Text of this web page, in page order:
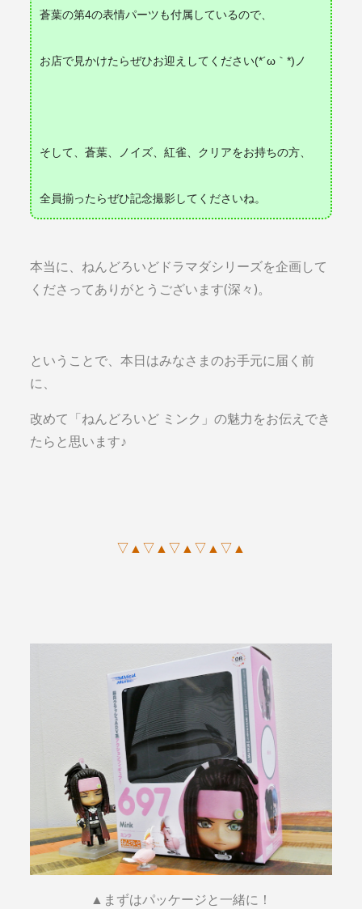
蒼葉の第4の表情パーツも付属しているので、
お店で見かけたらぜひお迎えしてください(*´ω｀*)ノ
そして、蒼葉、ノイズ、紅雀、クリアをお持ちの方、
全員揃ったらぜひ記念撮影してくださいね。
本当に、ねんどろいどドラマダシリーズを企画して
くださってありがとうございます(深々)。
ということで、本日はみなさまのお手元に届く前
に、
改めて「ねんどろいど ミンク」の魅力をお伝えでき
たらと思います♪
▽▲▽▲▽▲▽▲▽▲
▲まずはパッケージと一緒に！